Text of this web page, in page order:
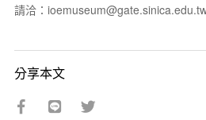
請洽：
分享本文